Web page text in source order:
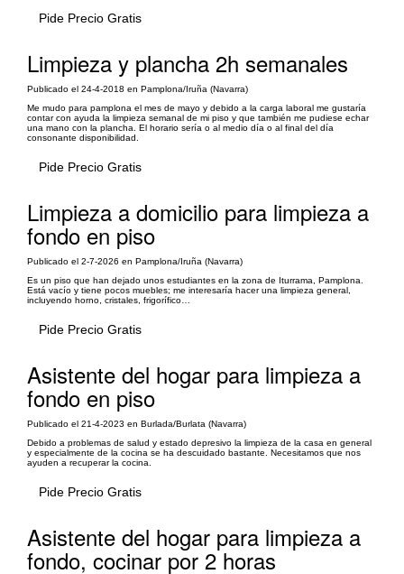
Pide Precio Gratis
Limpieza y plancha 2h semanales
Publicado el 24-4-2018 en Pamplona/Iruña (Navarra)
Me mudo para pamplona el mes de mayo y debido a la carga laboral me gustaría
contar con ayuda la limpieza semanal de mi piso y que también me pudiese echar
una mano con la plancha. El horario sería o al medio día o al final del día
consonante disponibilidad.
Pide Precio Gratis
Limpieza a domicilio para limpieza a
fondo en piso
Publicado el 2-7-2026 en Pamplona/Iruña (Navarra)
Es un piso que han dejado unos estudiantes en la zona de Iturrama, Pamplona.
Está vacío y tiene pocos muebles; me interesaría hacer una limpieza general,
incluyendo horno, cristales, frigorífico…
Pide Precio Gratis
Asistente del hogar para limpieza a
fondo en piso
Publicado el 21-4-2023 en Burlada/Burlata (Navarra)
Debido a problemas de salud y estado depresivo la limpieza de la casa en general
y especialmente de la cocina se ha descuidado bastante. Necesitamos que nos
ayuden a recuperar la cocina.
Pide Precio Gratis
Asistente del hogar para limpieza a
fondo, cocinar por 2 horas